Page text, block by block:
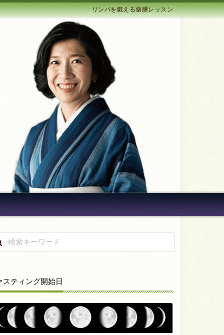
リンパを鍛える薬膳レッスン
スティング開始日